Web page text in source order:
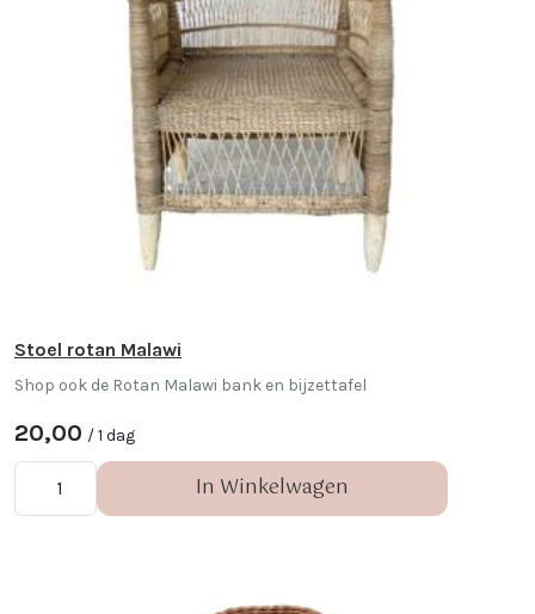
Stoel rotan Malawi
Shop ook de Rotan Malawi bank en bijzettafel
20,00 / 1 dag
In Winkelwagen